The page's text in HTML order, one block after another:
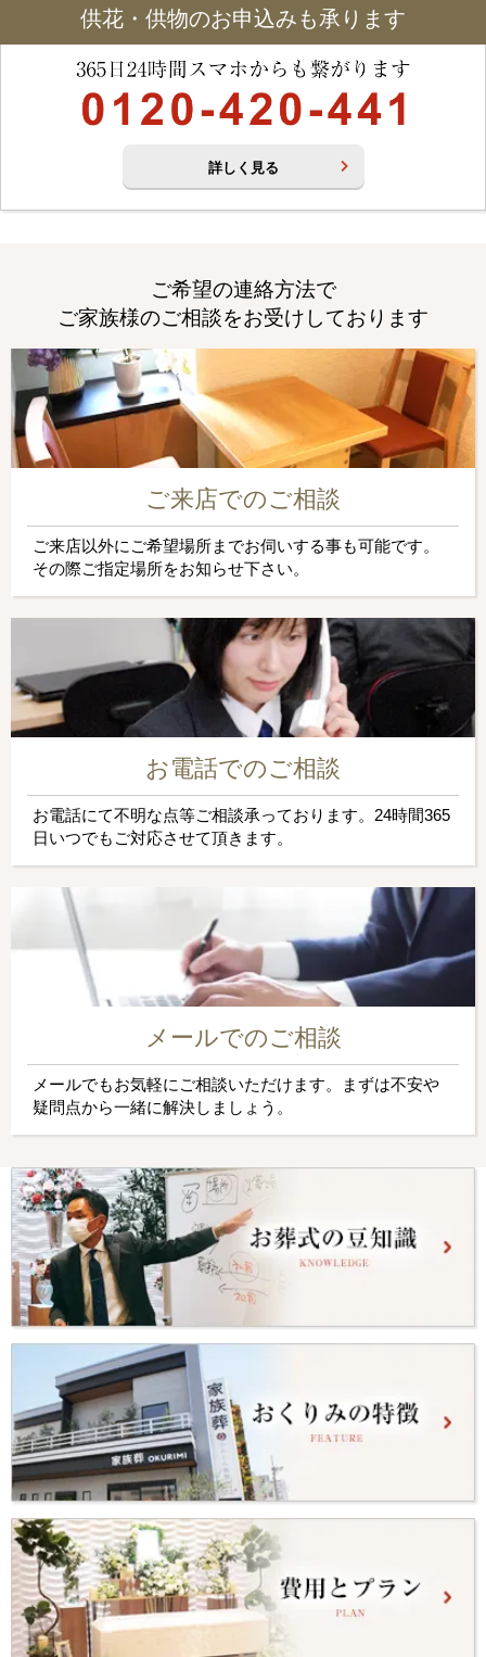
供花・供物のお申込みも承ります
詳しく見る
ご希望の連絡方法で
ご家族様のご相談をお受けしております
ご来店でのご相談
ご来店以外にご希望場所までお伺いする事も可能です。
その際ご指定場所をお知らせ下さい。
お電話でのご相談
お電話にて不明な点等ご相談承っております。24時間365
日いつでもご対応させて頂きます。
メールでのご相談
メールでもお気軽にご相談いただけます。まずは不安や
疑問点から一緒に解決しましょう。